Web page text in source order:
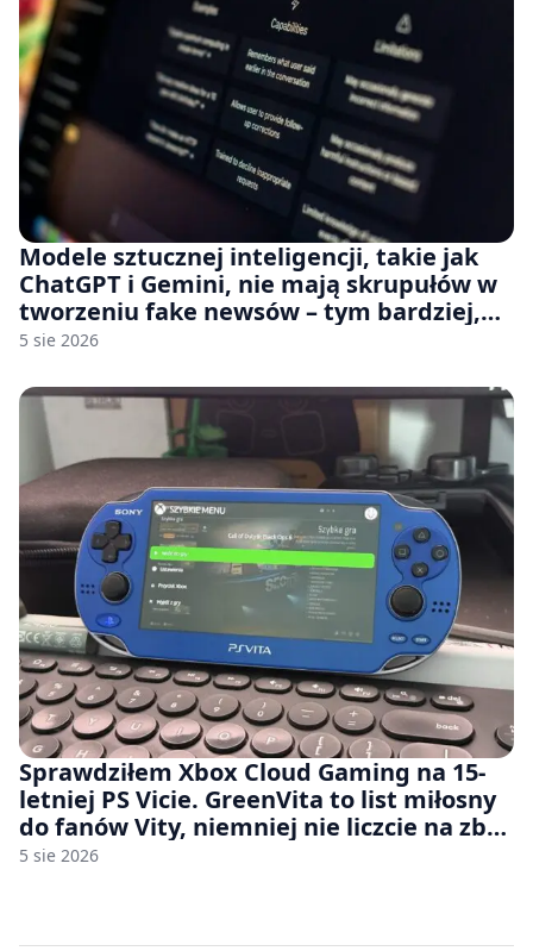
Modele sztucznej inteligencji, takie jak
ChatGPT i Gemini, nie mają skrupułów w
tworzeniu fake newsów – tym bardziej,
jeśli rozmawiasz z nimi po polsku
5 sie 2026
Sprawdziłem Xbox Cloud Gaming na 15-
letniej PS Vicie. GreenVita to list miłosny
do fanów Vity, niemniej nie liczcie na zbyt
wiele [FELIETON]
5 sie 2026